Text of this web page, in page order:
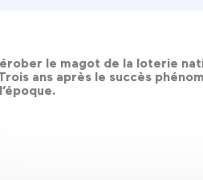
le magot de la loterie
ans après le succès